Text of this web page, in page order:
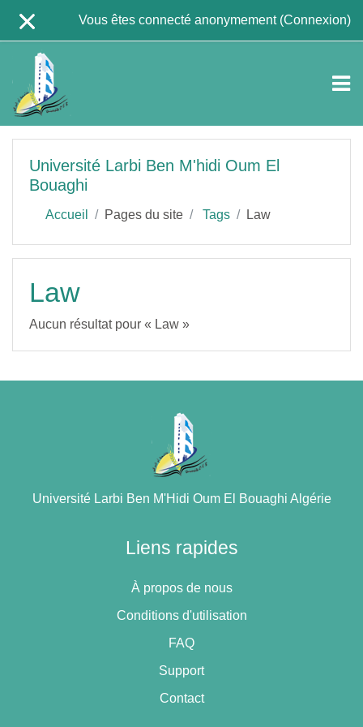
Vous êtes connecté anonymement (Connexion)
Université Larbi Ben M'hidi Oum El
Bouaghi
Accueil Pages du site Tags Law
Law
Aucun résultat pour « Law »
Université Larbi Ben M'Hidi Oum El Bouaghi Algérie
Liens rapides
À propos de nous
Conditions d'utilisation
FAQ
Support
Contact